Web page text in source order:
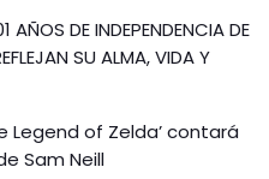
AÑOS DE INDEPENDENCIA DE
SU ALMA, VIDA Y
Legend of Zelda’ contará
Sam Neill